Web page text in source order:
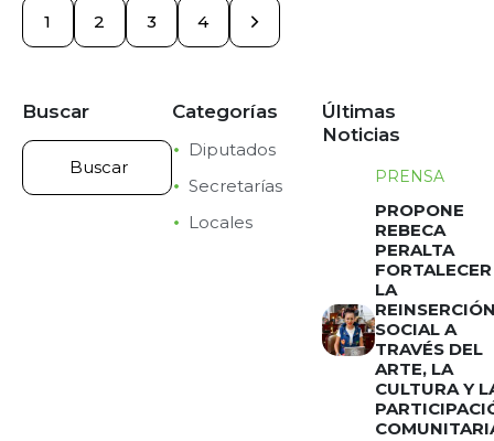
1 2 3 4
>
Buscar Categorías
Diputados
Secretarías
Locales
Últimas
Noticias
PRENSA
PROPONE
REBECA
PERALTA
FORTALECER
LA
SOCIAL A
TRAVÉS DEL
ARTE, LA
CULTURA Y